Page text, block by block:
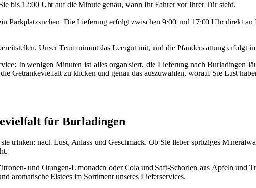
bis 12:00 Uhr auf die Minute genau, wann Ihr Fahrer vor Ihrer Tür steht.
Parkplatzsuchen. Die Lieferung erfolgt zwischen 9:00 und 17:00 Uhr direkt
Unser Team nimmt das Leergut mit, und die Pfanderstattung erfolgt
In wenigen Minuten ist alles organisiert, die Lieferung nach Burladingen
Getränkevielfalt zu klicken und genau das auszuwählen, worauf Sie Lust
für Burladingen
trinken: nach Lust, Anlass und Geschmack. Ob Sie lieber spritziges
und Orangen-Limonaden oder Cola und Saft-Schorlen aus Äpfeln und
aromatische Eistees im Sortiment unseres Lieferservices.